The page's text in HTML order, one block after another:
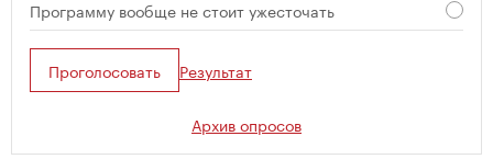
Программу вообще не стоит ужесточать
Проголосовать Результат
Архив опросов